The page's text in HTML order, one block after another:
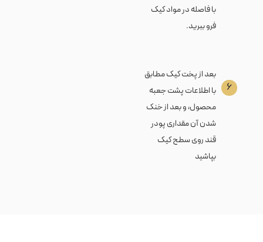
با فاصله در مواد کیک
فرو ببرید.
۶
بعد از پخت کیک مطابق
با اطلاعات پشت جعبه
محصول، و بعد از خنک
شدن آن مقداری پودر
قند روی سطح کیک
بپاشید